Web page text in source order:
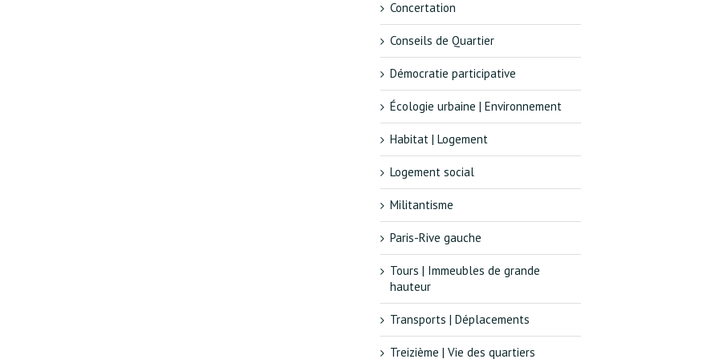
Concertation
Conseils de Quartier
Démocratie participative
Écologie urbaine | Environnement
Habitat | Logement
Logement social
Militantisme
Paris-Rive gauche
Tours | Immeubles de grande
hauteur
Transports | Déplacements
Treizième | Vie des quartiers